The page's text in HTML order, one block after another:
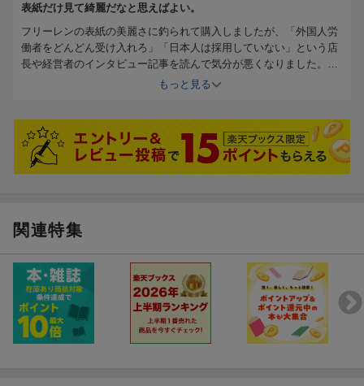
国民の8割以上が死刑制度を容認するなか、重大事件の弁護士の内
面に迫る短期連載を掲載します。第1回は、鳥取連続不審死事件で
上田美由紀元死刑囚の国選弁護人を務めた高橋俊彦弁護士です。
高橋弁護士は、メディアが報じたイメージとはかけ離れた上田元
死刑囚の素顔や、母親として子どもを案じる姿を語ります。最高
き合いながらも「絵に描いたような“殺人鬼”は一人もいなかった」
と語る高橋弁護士。死刑制度のあり方を考える連載です。
界を率いて支援を続けた元東洋太平洋王者・新田渉世さん（58）
の半生に迫ります。「あしたのジョー」にあこがれてボクサーと
を経て、ジムを開設しました。袴田事件を知り、支援活動に飛び
込むと、袴田さんとの異例の面会も実現させます。再審無罪が確
定するまで、斬新な企画で運動の熱を絶やさなかった新田さん。
ボクサーは痛みを知るからこそ他者に優しくなれると語る、その
信念と行動の源泉を追いました。
表紙だけ見て綺麗だなと思えばよい。
フリーレンの表紙の美麗さに釣られて購入しましたが、「外国人労
働者をどんどん受け入れろ」「日本人は採用していない」という店
長や経営者のインタビュー記事を読んで気分が悪くなりました。外
国人労働者を受け入れた際の補助金が欲しいんでしょうね。
もっと見る
関連特集